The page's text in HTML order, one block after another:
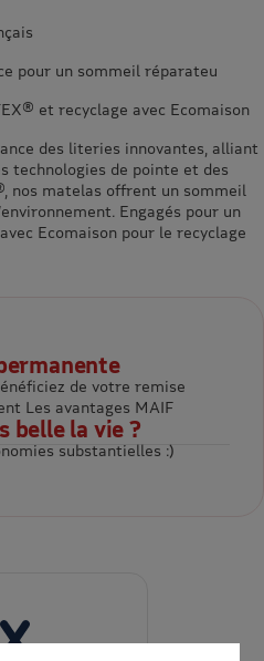
pour un sommeil réparateu
et recyclage avec Ecomaison
des literies innovantes, alliant
technologies de pointe et des
nos matelas offrent un sommeil
Engagés pour un
Ecomaison pour le recyclage
de votre remise
Les avantages MAIF
belle la vie ?
substantielles :)